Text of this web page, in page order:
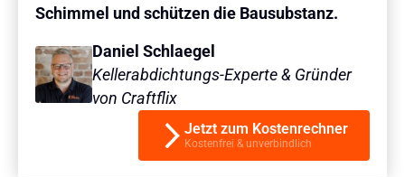
Schimmel und schützen die Bausubstanz.
Daniel Schlaegel
Kellerabdichtungs-Experte & Gründer
von Craftflix
Jetzt zum Kostenrechner
Kostenfrei & unverbindlich